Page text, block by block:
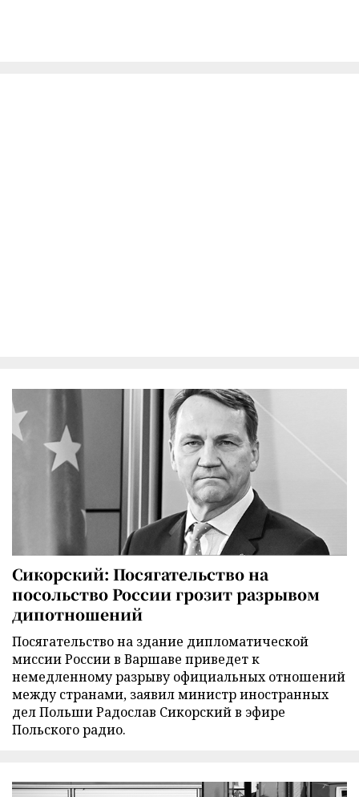
Сикорский: Посягательство на
посольство России грозит разрывом
дипотношений
Посягательство на здание дипломатической
миссии России в Варшаве приведет к
немедленному разрыву официальных отношений
между странами, заявил министр иностранных
дел Польши Радослав Сикорский в эфире
Польского радио.